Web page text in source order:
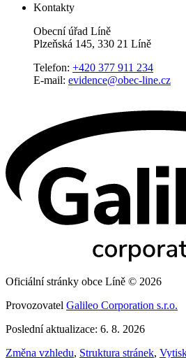
Kontakty
Obecní úřad Líně
Plzeňská 145, 330 21 Líně
Telefon: +420 377 911 234
E-mail: evidence@obec-line.cz
Oficiální stránky obce Líně © 2026
Provozovatel Galileo Corporation s.r.o.
Poslední aktualizace: 6. 8. 2026
Změna vzhledu, Struktura stránek,